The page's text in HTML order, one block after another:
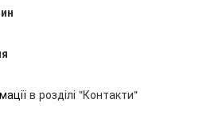
в розділі "Контакти"